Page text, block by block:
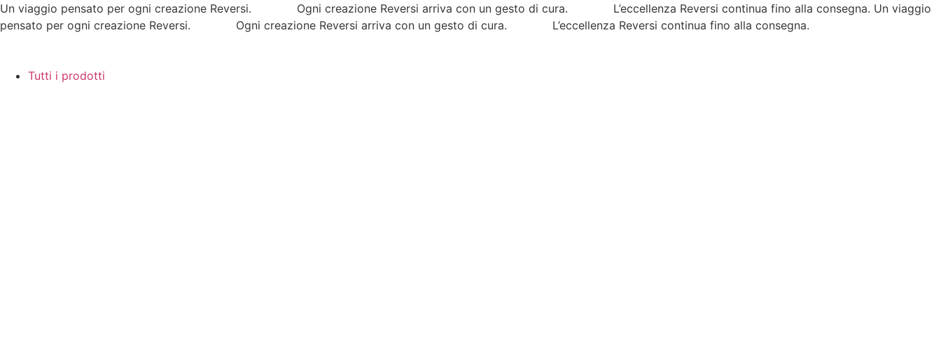
Vai
al
Un viaggio pensato per ogni creazione Reversi. Ogni creazione Reversi arriva con un gesto di cura. L’eccellenza Reversi continua fino alla consegna. Un viaggio
pensato per ogni creazione Reversi. Ogni creazione Reversi arriva con un gesto di cura. L’eccellenza Reversi continua fino alla consegna.
Tutti i prodotti